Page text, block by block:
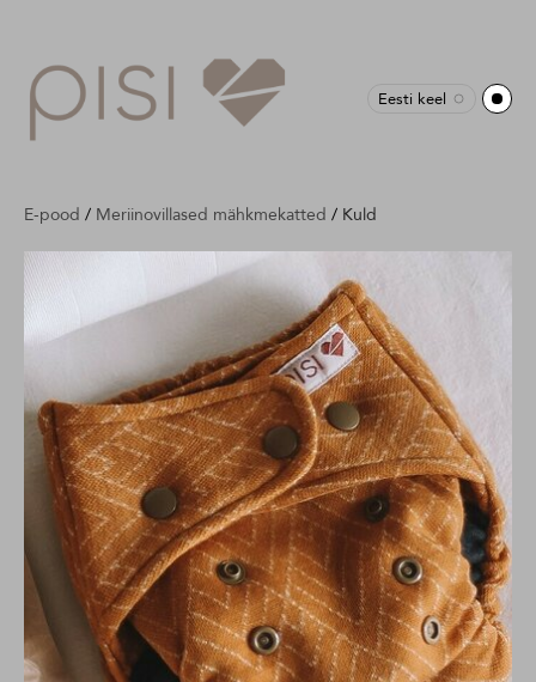
Eesti keel
E-pood / Meriinovillased mähkmekatted / Kuld